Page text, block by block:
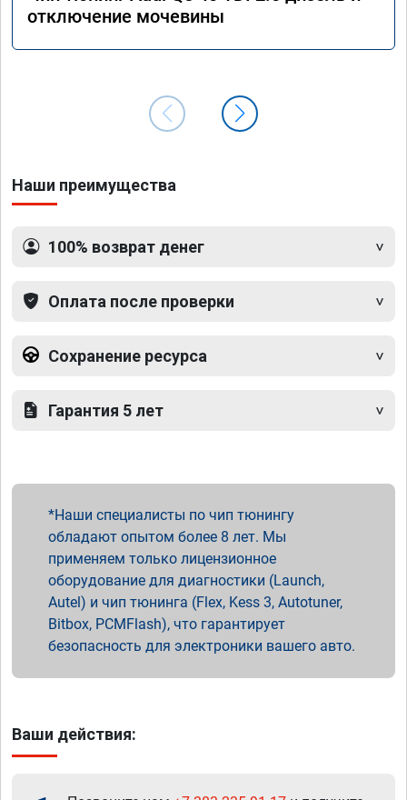
отключение мочевины
Наши преимущества
100% возврат денег
Оплата после проверки
Сохранение ресурса
Гарантия 5 лет
Наши специалисты по чип тюнингу
обладают опытом более 8 лет. Мы
применяем только лицензионное
оборудование для диагностики (Launch,
Autel) и чип тюнинга (Flex, Kess 3, Autotuner,
Bitbox, PCMFlash), что гарантирует
безопасность для электроники вашего авто.
Ваши действия: